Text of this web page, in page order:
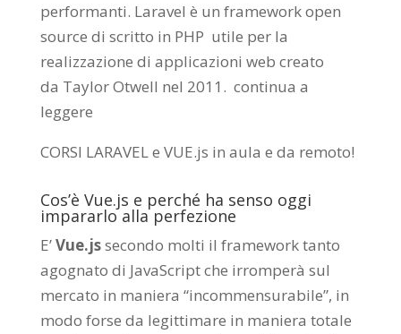
performanti. Laravel è un framework open
source di scritto in PHP utile per la
realizzazione di applicazioni web creato
da Taylor Otwell nel 2011. continua a
leggere
CORSI LARAVEL e VUE.js in aula e da remoto!
Cos’è Vue.js e perché ha senso oggi
impararlo alla perfezione
E’Vue.jssecondo molti il framework tanto
agognato di JavaScript che irromperà sul
mercato in maniera “incommensurabile”, in
modo forse da legittimare in maniera totale